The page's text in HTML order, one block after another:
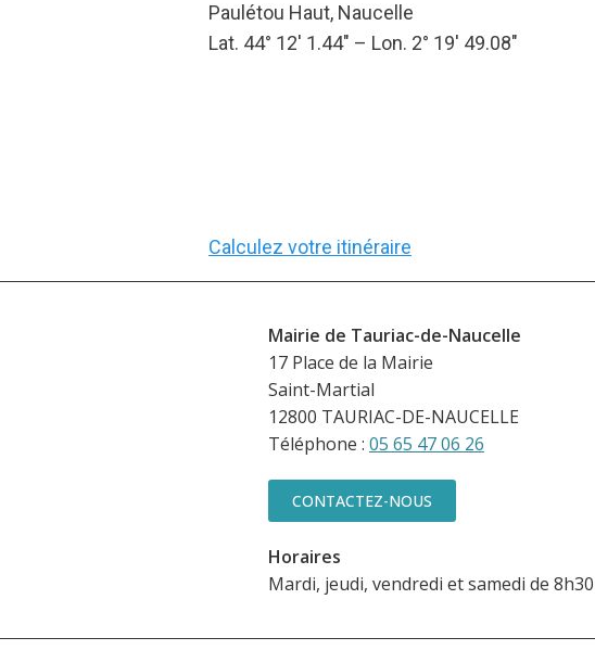
Paulétou Haut, Naucelle
Lat. 44° 12′ 1.44″ – Lon. 2° 19′ 49.08″
Calculez votre itinéraire
Mairie de Tauriac-de-Naucelle
17 Place de la Mairie
Saint-Martial
12800 TAURIAC-DE-NAUCELLE
Téléphone : 05 65 47 06 26
CONTACTEZ-NOUS
Horaires
Mardi, jeudi, vendredi et samedi de